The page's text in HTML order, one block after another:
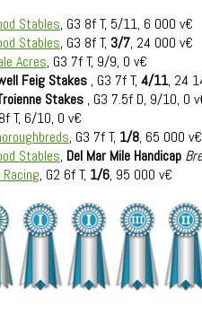
Stables, G3 8f T, 5/11, 6 000 v€
Stables, G3 8f T, 3/7, 24 000 v€
Acres, G3 7f T, 9/9, 0 v€
Feig Stakes , G3 7f T, 4/11, 24
Stakes , G3 7.5f D, 9/10, 0
T, 6/10, 0 v€
, G3 7f T, 1/8, 65 000 v€
Stables, Del Mar Mile Handicap
Racing, G2 6f T, 1/6, 95 000 v€